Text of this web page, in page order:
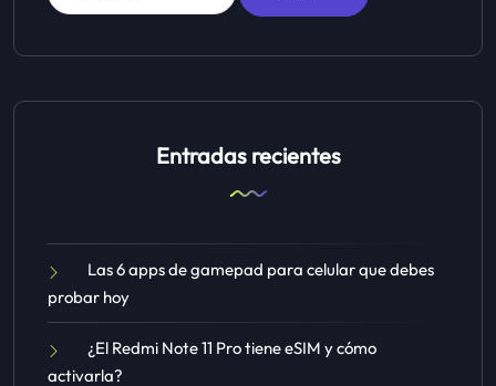
Entradas recientes
Las 6 apps de gamepad para celular que debes
probar hoy
¿El Redmi Note 11 Pro tiene eSIM y cómo
activarla?